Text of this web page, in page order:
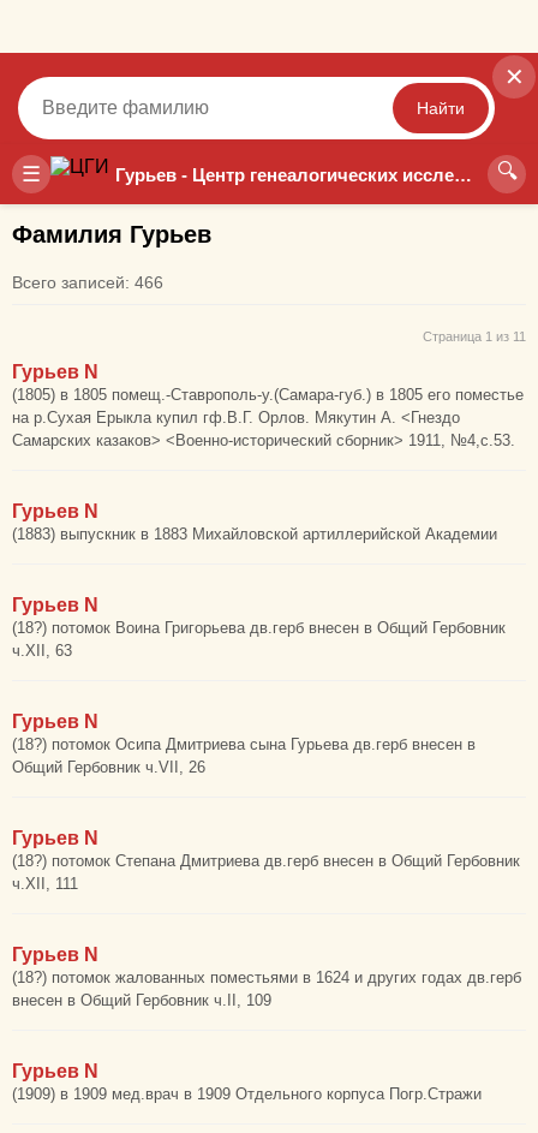
☰ Гурьев - Центр генеалогических исследований 🔍
✕
Найти
Точный Неточный
Фамилия Гурьев
Всего записей: 466
Страница 1 из 11
Гурьев N
(1805) в 1805 помещ.-Ставрополь-у.(Самара-губ.) в 1805 его поместье
на р.Сухая Ерыкла купил гф.В.Г. Орлов. Мякутин А. <Гнездо
Самарских казаков> <Военно-исторический сборник> 1911, №4,с.53.
Гурьев N
(1883) выпускник в 1883 Михайловской артиллерийской Академии
Гурьев N
(18?) потомок Воина Григорьева дв.герб внесен в Общий Гербовник
ч.XII, 63
Гурьев N
(18?) потомок Осипа Дмитриева сына Гурьева дв.герб внесен в
Общий Гербовник ч.VII, 26
Гурьев N
(18?) потомок Степана Дмитриева дв.герб внесен в Общий Гербовник
ч.XII, 111
Гурьев N
(18?) потомок жалованных поместьями в 1624 и других годах дв.герб
внесен в Общий Гербовник ч.II, 109
Гурьев N
(1909) в 1909 мед.врач в 1909 Отдельного корпуса Погр.Стражи